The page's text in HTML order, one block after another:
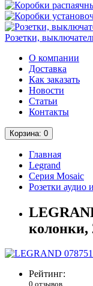
Розетки,
О компании
Доставка
Как заказать
Новости
Статьи
Контакты
Корзина: 0
Главная
Legrand
Серия Mosaic
Розетки аудио
Рейтинг:
0 отзывов